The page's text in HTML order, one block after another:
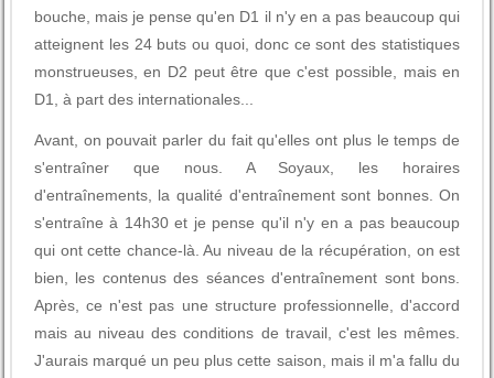
bouche, mais je pense qu'en D1 il n'y en a pas beaucoup qui
atteignent les 24 buts ou quoi, donc ce sont des statistiques
monstrueuses, en D2 peut être que c'est possible, mais en
D1, à part des internationales...
Avant, on pouvait parler du fait qu'elles ont plus le temps de
s'entraîner que nous. A Soyaux, les horaires
d'entraînements, la qualité d'entraînement sont bonnes. On
s'entraîne à 14h30 et je pense qu'il n'y en a pas beaucoup
qui ont cette chance-là. Au niveau de la récupération, on est
bien, les contenus des séances d'entraînement sont bons.
Après, ce n'est pas une structure professionnelle, d'accord
mais au niveau des conditions de travail, c'est les mêmes.
J'aurais marqué un peu plus cette saison, mais il m'a fallu du